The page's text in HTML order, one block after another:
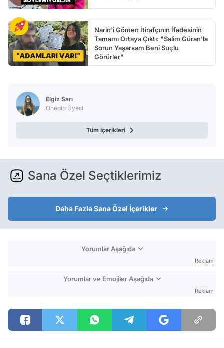
Narin'i Gömen İtirafçının İfadesinin
Tamamı Ortaya Çıktı: "Salim Güran'la
Sorun Yaşarsam Beni Suçlu
Görürler"
Elgiz Sarı
Onedio Üyesi
Tüm içerikleri
Sana Özel Seçtiklerimiz
Daha Fazla Sana Özel İçerikler
Yorumlar Aşağıda
Reklam
Yorumlar ve Emojiler Aşağıda
Reklam